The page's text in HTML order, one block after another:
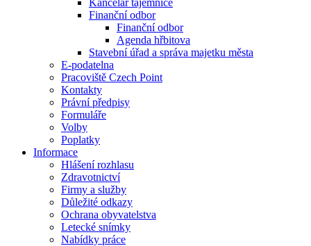
Kancelář tajemnice
Finanční odbor
Finanční odbor
Agenda hřbitova
Stavební úřad a správa majetku města
E-podatelna
Pracoviště Czech Point
Kontakty
Právní předpisy
Formuláře
Volby
Poplatky
Informace
Hlášení rozhlasu
Zdravotnictví
Firmy a služby
Důležité odkazy
Ochrana obyvatelstva
Letecké snímky
Nabídky práce